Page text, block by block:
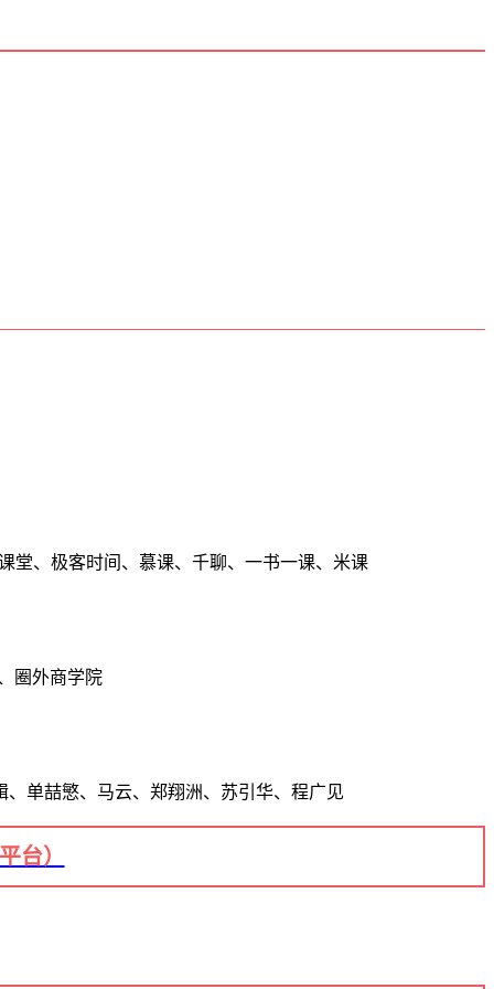
堂、极客时间、慕课、千聊、一书一课、米课
圈外商学院
单喆慜、马云、郑翔洲、苏引华、程广见
台）